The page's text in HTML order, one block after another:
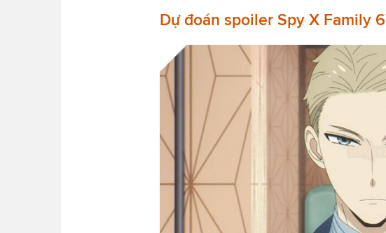
Dự đoán spoiler Spy X Family